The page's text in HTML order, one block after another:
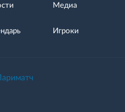
Медиа
Игроки